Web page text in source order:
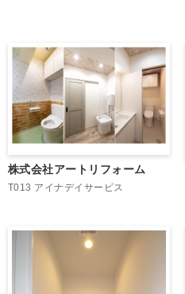
株式会社アートリフォーム
T013 アイナデイサービス